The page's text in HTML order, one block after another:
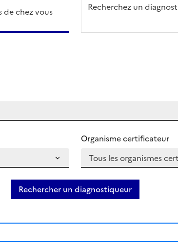
chez vous
Recherchez un
Organisme certificateur
Rechercher un diagnostiqueur